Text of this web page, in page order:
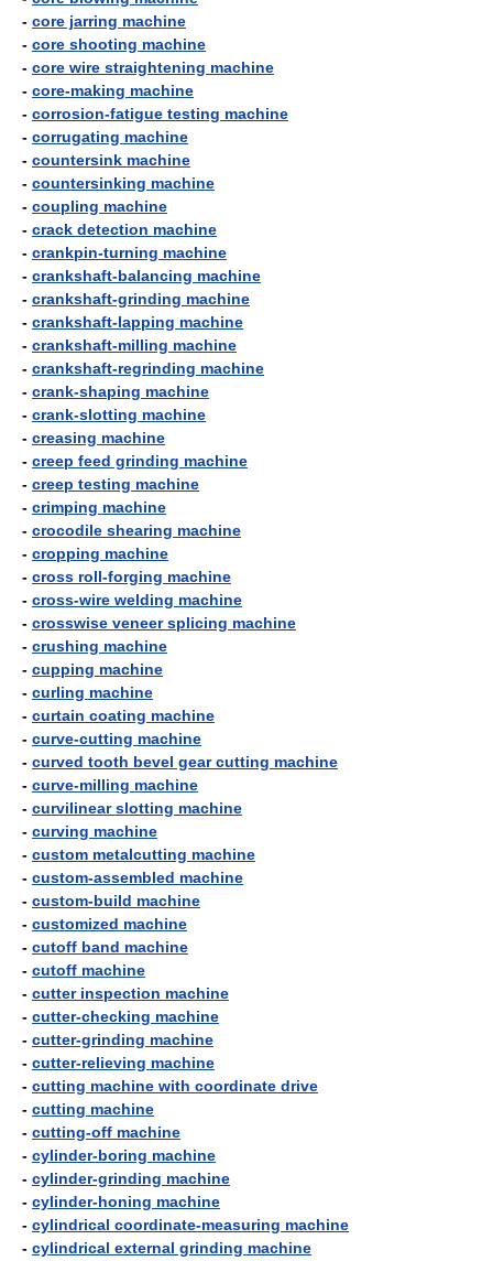
- core jarring machine
- core shooting machine
- core wire straightening machine
- core-making machine
- corrosion-fatigue testing machine
- corrugating machine
- countersink machine
- countersinking machine
- coupling machine
- crack detection machine
- crankpin-turning machine
- crankshaft-balancing machine
- crankshaft-grinding machine
- crankshaft-lapping machine
- crankshaft-milling machine
- crankshaft-regrinding machine
- crank-shaping machine
- crank-slotting machine
- creasing machine
- creep feed grinding machine
- creep testing machine
- crimping machine
- crocodile shearing machine
- cropping machine
- cross roll-forging machine
- cross-wire welding machine
- crosswise veneer splicing machine
- crushing machine
- cupping machine
- curling machine
- curtain coating machine
- curve-cutting machine
- curved tooth bevel gear cutting machine
- curve-milling machine
- curvilinear slotting machine
- curving machine
- custom metalcutting machine
- custom-assembled machine
- custom-build machine
- customized machine
- cutoff band machine
- cutoff machine
- cutter inspection machine
- cutter-checking machine
- cutter-grinding machine
- cutter-relieving machine
- cutting machine with coordinate drive
- cutting machine
- cutting-off machine
- cylinder-boring machine
- cylinder-grinding machine
- cylinder-honing machine
- cylindrical coordinate-measuring machine
- cylindrical external grinding machine